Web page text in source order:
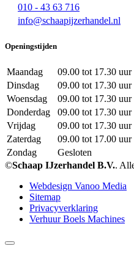
010 - 43 63 716
info@schaapijzerhandel.nl
Openingstijden
Maandag
09.00 tot 17.30 uur
Dinsdag
09.00 tot 17.30 uur
Woensdag
09.00 tot 17.30 uur
Donderdag
09.00 tot 17.30 uur
Vrijdag
09.00 tot 17.30 uur
Zaterdag
09.00 tot 17.00 uur
Zondag
Gesloten
©Schaap IJzerhandel B.V..
Webdesign Vanoo Media
Sitemap
Privacyverklaring
Verhuur Boels Machines